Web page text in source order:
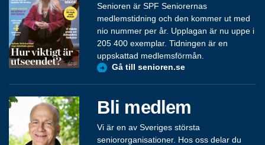
Senioren är SPF Seniorernas
medlemstidning och den kommer ut med
nio nummer per år. Upplagan är nu uppe i
205 400 exemplar. Tidningen är en
uppskattad medlemsförmån.
Gå till senioren.se
Bli medlem
Vi är en av Sveriges största
seniororganisationer. Hos oss delar du